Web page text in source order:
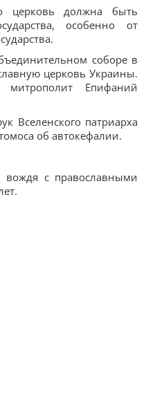
церковь должна быть
особенно от
соборе в
церковь Украины.
митрополит Епифаний
Вселенского патриарха
об автокефалии.
вождя с православными